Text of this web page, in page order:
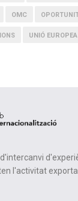
OMC
UNIÓ EUROPEA
l'activitat